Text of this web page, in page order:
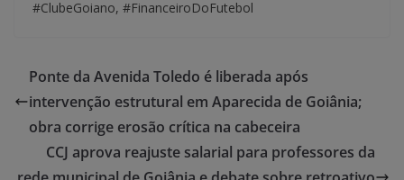
#ClubeGoiano, #FinanceiroDoFutebol
Ponte da Avenida Toledo é liberada após
intervenção estrutural em Aparecida de Goiânia;
obra corrige erosão crítica na cabeceira
CCJ aprova reajuste salarial para professores da